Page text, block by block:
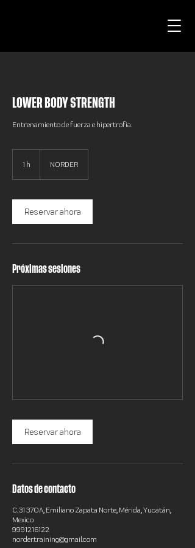
LOWER BODY STRENGTH
Entrenamiento de fuerza e hipertrofia.
1 h NORDER
Reservar ahora
Próximas sesiones
Reservar ahora
Datos de contacto
C. 31 370A, Emiliano Zapata Norte, Mérida, Yucatán,
Mexico
9991216122
norder.training@gmail.com